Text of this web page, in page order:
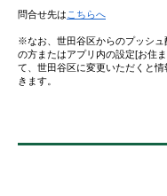
問合せ先は こちらへ
※なお、世田谷区からのプッシュ
の方またはアプリ内の設定[お住
て、世田谷区に変更いただくと
きます。